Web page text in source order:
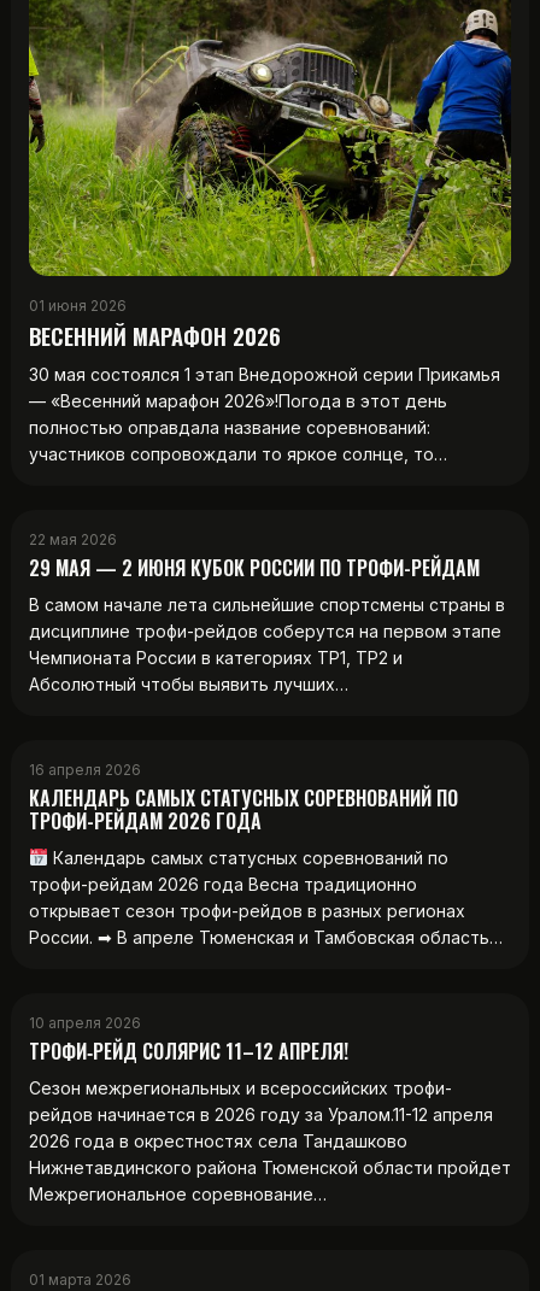
01 июня 2026
ВЕСЕННИЙ МАРАФОН 2026
30 мая состоялся 1 этап Внедорожной серии Прикамья
— «Весенний марафон 2026»!Погода в этот день
полностью оправдала название соревнований:
участников сопровождали то яркое солнце, то…
22 мая 2026
29 МАЯ — 2 ИЮНЯ КУБОК РОССИИ ПО ТРОФИ-РЕЙДАМ
В самом начале лета сильнейшие спортсмены страны в
дисциплине трофи-рейдов соберутся на первом этапе
Чемпионата России в категориях ТР1, ТР2 и
Абсолютный чтобы выявить лучших…
16 апреля 2026
КАЛЕНДАРЬ САМЫХ СТАТУСНЫХ СОРЕВНОВАНИЙ ПО
ТРОФИ-РЕЙДАМ 2026 ГОДА
Календарь самых статусных соревнований по
трофи-рейдам 2026 года Весна традиционно
открывает сезон трофи-рейдов в разных регионах
России. ➡ В апреле Тюменская и Тамбовская область…
10 апреля 2026
ТРОФИ‑РЕЙД СОЛЯРИС 11–12 АПРЕЛЯ!
Сезон межрегиональных и всероссийских трофи-
рейдов начинается в 2026 году за Уралом.11-12 апреля
2026 года в окрестностях села Тандашково
Нижнетавдинского района Тюменской области пройдет
Межрегиональное соревнование…
01 марта 2026